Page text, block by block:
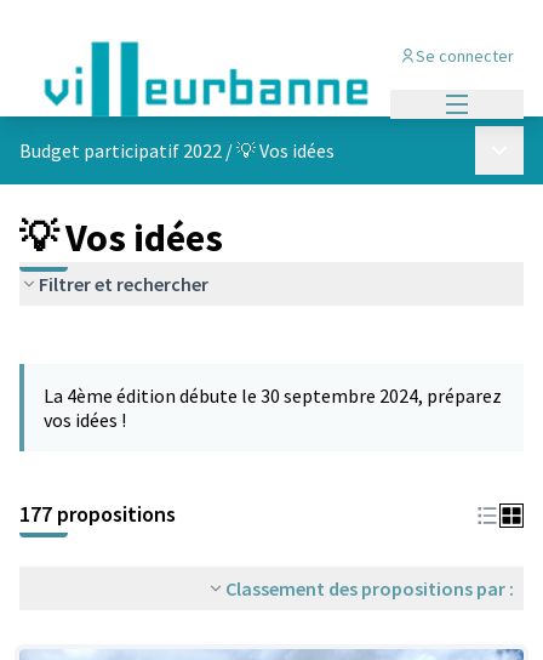
Se connecter
Budget participatif 2022 /💡 Vos idées
💡 Vos idées
Filtrer et rechercher
−
La 4ème édition débute le 30 septembre 2024, préparez
vos idées !
177 propositions
Classement des propositions par :